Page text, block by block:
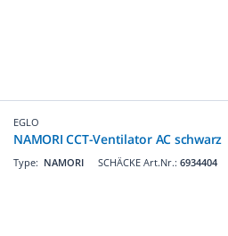
EGLO
NAMORI CCT-Ventilator AC schwarz
SCHÄCKE Art.Nr.: 6934404
Type: NAMORI